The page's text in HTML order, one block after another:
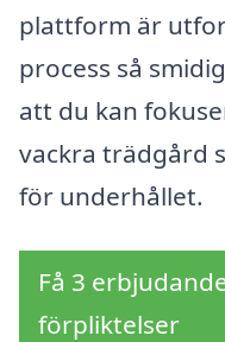
plattform är
process så
att du kan
vackra trädgård
för underhållet.
Få 3
förpliktelser